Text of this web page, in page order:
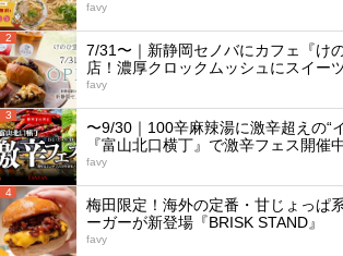
favy
2
7/31〜｜新静岡セノバにカフェ『け
店！濃厚クロックムッシュにスイー
favy
3
〜9/30｜100辛麻辣湯に激辛超えの“
『富山北口横丁』で激辛フェス開催
favy
4
梅田限定！海外の定番・甘じょっぱ
ーガーが新登場『BRISK STAND』
favy